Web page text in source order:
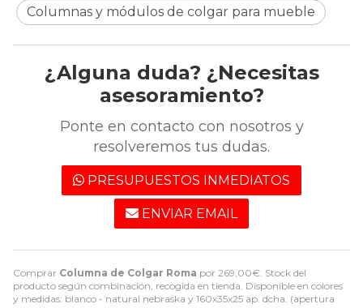
Comprar Columna de Colgar Roma por 269,00€ . Stock del
producto según combinación, recogida en tienda. Disponible en colores
y medidas: blanco - natural nebraska y 160x35x25 ap. dcha. (apertura
Columnas y módulos de colgar para mueble
¿Alguna duda? ¿Necesitas
asesoramiento?
Ponte en contacto con nosotros y
resolveremos tus dudas.
PRESUPUESTOS INMEDIATOS
ENVIAR EMAIL